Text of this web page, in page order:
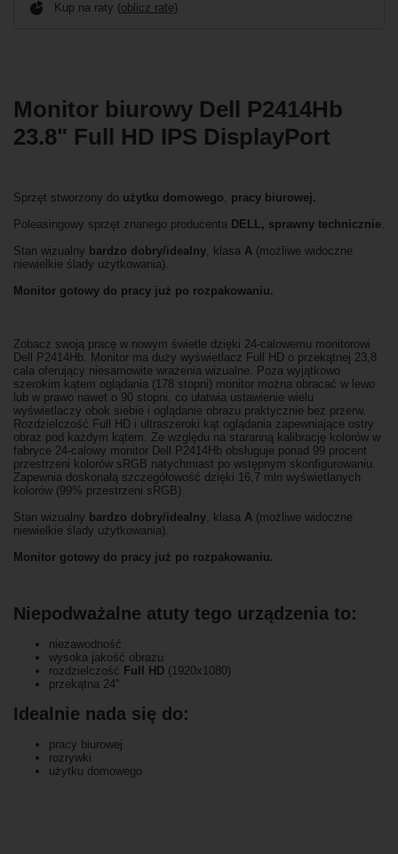
Kup na raty (oblicz ratę)
Monitor biurowy Dell P2414Hb
23.8" Full HD IPS DisplayPort
Sprzęt stworzony do użytku domowego, pracy biurowej.
Poleasingowy sprzęt znanego producenta DELL, sprawny technicznie.
Stan wizualny bardzo dobry/idealny, klasa A (możliwe widoczne
niewielkie ślady użytkowania).
Monitor gotowy do pracy już po rozpakowaniu.
Zobacz swoją pracę w nowym świetle dzięki 24-calowemu monitorowi
Dell P2414Hb. Monitor ma duży wyświetlacz Full HD o przekątnej 23,8
cala oferujący niesamowite wrażenia wizualne. Poza wyjątkowo
szerokim kątem oglądania (178 stopni) monitor można obracać w lewo
lub w prawo nawet o 90 stopni, co ułatwia ustawienie wielu
wyświetlaczy obok siebie i oglądanie obrazu praktycznie bez przerw.
Rozdzielczość Full HD i ultraszeroki kąt oglądania zapewniające ostry
obraz pod każdym kątem. Ze względu na staranną kalibrację kolorów w
fabryce 24-calowy monitor Dell P2414Hb obsługuje ponad 99 procent
przestrzeni kolorów sRGB natychmiast po wstępnym skonfigurowaniu.
Zapewnia doskonałą szczegółowość dzięki 16,7 mln wyświetlanych
kolorów (99% przestrzeni sRGB).
Stan wizualny bardzo dobry/idealny, klasa A (możliwe widoczne
niewielkie ślady użytkowania).
Monitor gotowy do pracy już po rozpakowaniu.
Niepodważalne atuty tego urządzenia to:
niezawodność
wysoka jakość obrazu
rozdzielczość Full HD (1920x1080)
przekątna 24"
Idealnie nada się do:
pracy biurowej
rozrywki
użytku domowego